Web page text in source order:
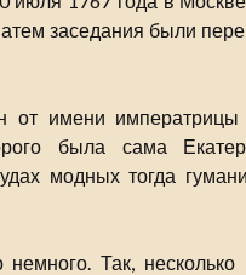
заседания были
от имени императрицы
была сама
модных тогда
Так, несколько